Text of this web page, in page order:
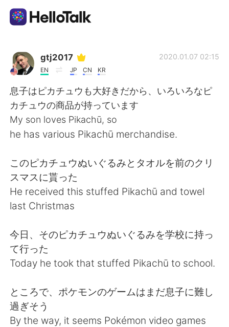
Aplikasi Pertukaran Bahasa
Indonesia
繁體中文
العربية
Deutsch 日本語
한국어 Русский
Türkçe
gtj2017
EN JP CN KR
2020.01.07 02:15
息子はピカチュウも大好きだから、いろいろなピ
カチュウの商品が持っています
My son loves Pikachū, so
he has various Pikachū merchandise.
このピカチュウぬいぐるみとタオルを前のクリ
スマスに貰った
He received this stuffed Pikachū and towel
last Christmas
今日、そのピカチュウぬいぐるみを学校に持っ
て行った
Today he took that stuffed Pikachū to school.
ところで、ポケモンのゲームはまだ息子に難し
過ぎそう
By the way, it seems Pokémon video games